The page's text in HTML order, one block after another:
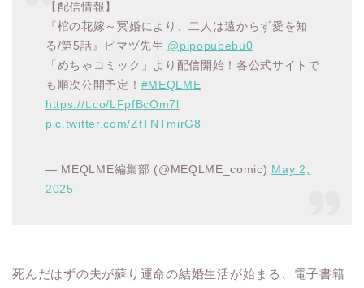
【配信情報】
『棺の花嫁～冥婚により、二人は遠からず愛を知
る/第5話』ピマヅ先生 @pipopubebu0
「めちゃコミック」より配信開始！各公式サイトで
も順次公開予定！ #MEQLME
https://t.co/LFpfBcOm7l
pic.twitter.com/ZfTNTmirG8
— MEQLME編集部 (@MEQLME_comic) May 2,
2025
死んだはずの夫が蘇り運命の結婚生活が始まる、電子書籍